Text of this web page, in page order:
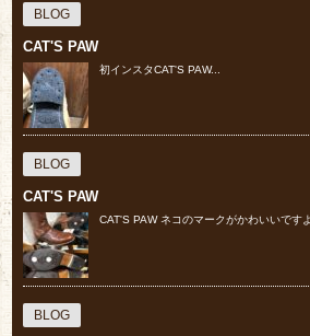
BLOG
CAT'S PAW
初インスタCAT'S PAW...
BLOG
CAT'S PAW
CAT'S PAW ネコのマークがかわいいです
BLOG